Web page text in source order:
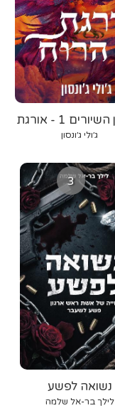
שלטון השיורים 1 - אורגת
הרוח
ג׳ולי ג׳ונסון
3
נשואה לפשע
לילך בר-אל שלמה